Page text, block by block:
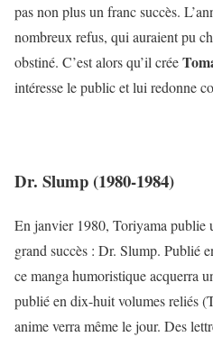
pas non plus un franc succès.
nombreux refus, qui auraient pu
obstiné. C’est alors qu’il crée
intéresse le public et lui redonne
Dr. Slump (1980-1984)
En janvier 1980, Toriyama publie
grand succès : Dr. Slump. Publié
ce manga humoristique acquerra
publié en dix-huit volumes reliés
anime verra même le jour. Des